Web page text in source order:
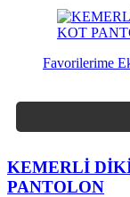
Favorilerime
KEMERLİ
PANTOLON